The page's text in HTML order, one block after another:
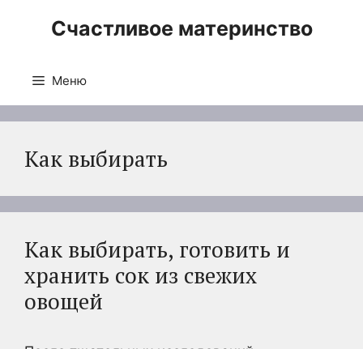
Счастливое материнство
Меню
Как выбирать
Как выбирать, готовить и
хранить сок из свежих
овощей